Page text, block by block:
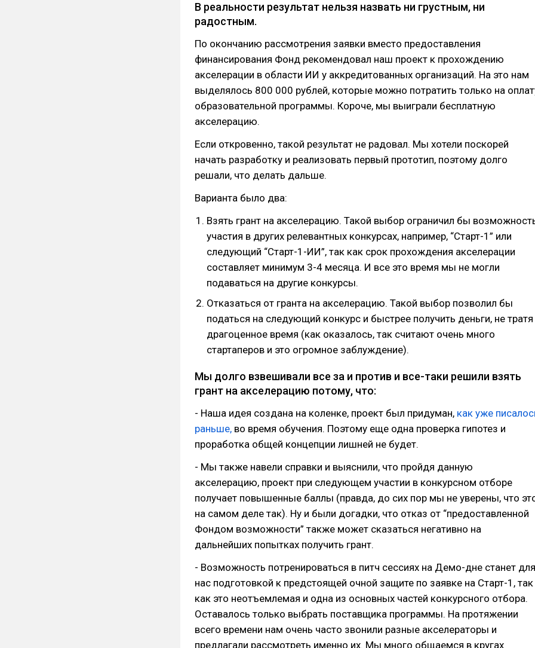
В реальности результат нельзя назвать ни грустным, ни
радостным.
По окончанию рассмотрения заявки вместо предоставления
финансирования Фонд рекомендовал наш проект к прохождению
акселерации в области ИИ у аккредитованных организаций. На это нам
выделялось 800 000 рублей, которые можно потратить только на
образовательной программы. Короче, мы выиграли бесплатную
акселерацию.
Если откровенно, такой результат не радовал. Мы хотели поскорей
начать разработку и реализовать первый прототип, поэтому долго
решали, что делать дальше.
Варианта было два:
Взять грант на акселерацию. Такой выбор ограничил бы
участия в других релевантных конкурсах, например, “Старт-1” или
следующий “Старт-1-ИИ”, так как срок прохождения акселерации
составляет минимум 3-4 месяца. И все это время мы не могли
подаваться на другие конкурсы.
Отказаться от гранта на акселерацию. Такой выбор позволил бы
податься на следующий конкурс и быстрее получить деньги, не тратя
драгоценное время (как оказалось, так считают очень много
стартаперов и это огромное заблуждение).
Мы долго взвешивали все за и против и все-таки решили взять
грант на акселерацию потому, что:
- Наша идея создана на коленке, проект был придуман, как уже
раньше, во время обучения. Поэтому еще одна проверка гипотез и
проработка общей концепции лишней не будет.
- Мы также навели справки и выяснили, что пройдя данную
акселерацию, проект при следующем участии в конкурсном отборе
получает повышенные баллы (правда, до сих пор мы не уверены, что
на самом деле так). Ну и были догадки, что отказ от “предоставленной
Фондом возможности” также может сказаться негативно на
дальнейших попытках получить грант.
- Возможность потренироваться в питч сессиях на Демо-дне станет для
нас подготовкой к предстоящей очной защите по заявке на Старт-1, так
как это неотъемлемая и одна из основных частей конкурсного отбора.
Оставалось только выбрать поставщика программы. На протяжении
всего времени нам очень часто звонили разные акселераторы и
предлагали рассмотреть именно их. Мы много общаемся в кругах